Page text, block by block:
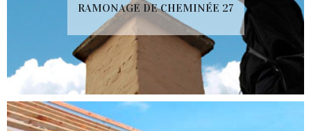
RAMONAGE DE CHEMINÉE 27